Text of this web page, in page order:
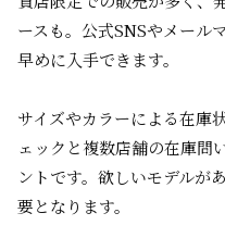
ースも。公式SNSやメール
早めに入手できます。
サイズやカラーによる在庫
ェックと複数店舗の在庫問
ントです。欲しいモデルが
要となります。